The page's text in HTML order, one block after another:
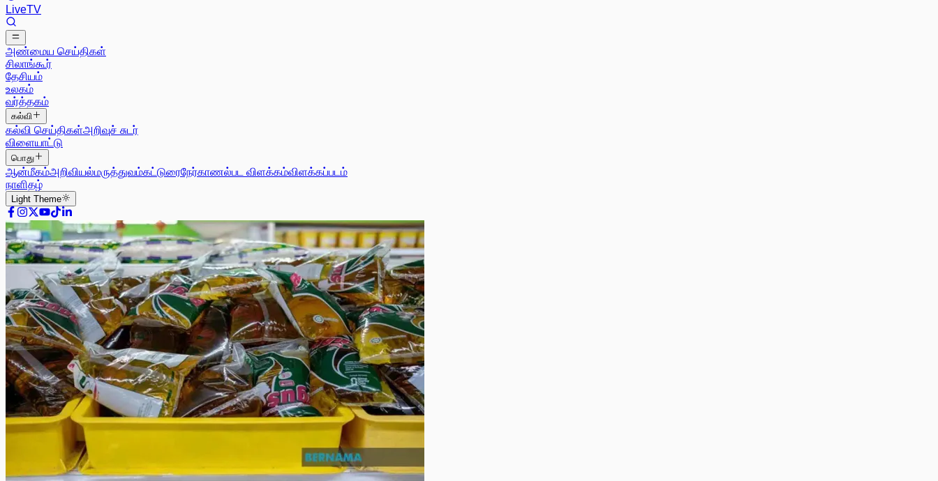
LiveTV
அண்மைய செய்திகள்
சிலாங்கூர்
தேசியம்
உலகம்
வர்த்தகம்
கல்வி
கல்வி செய்திகள்அறிவுச் சுடர்
விளையாட்டு
பொது
ஆன்மீகம்அறிவியல்மருத்துவம்கட்டுரைநேர்காணல்பட விளக்கம்விளக்கப்படம்
நாளிதழ்
Light Theme